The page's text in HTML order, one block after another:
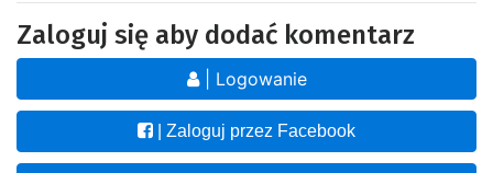
Zaloguj się aby dodać komentarz
| Logowanie
| Zaloguj przez Facebook